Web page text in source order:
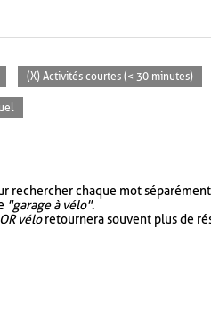
(X) Activités courtes (< 30 minutes)
rechercher chaque mot
"garage à vélo".
véloretournera souvent plus de